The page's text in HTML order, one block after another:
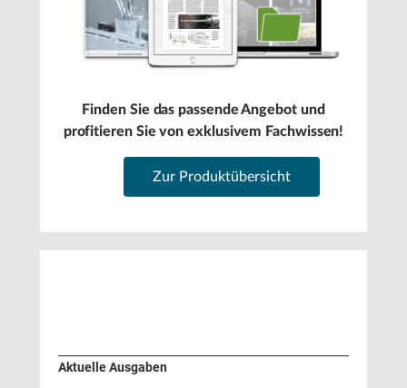
Finden Sie das passende Angebot und
profitieren Sie von exklusivem Fachwissen!
Zur Produktübersicht
Aktuelle Ausgaben